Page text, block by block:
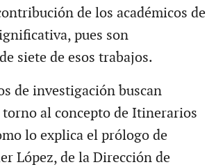
de los académicos de
pues son
siete de esos trabajos.
de investigación buscan
al concepto de Itinerarios
lo explica el prólogo de
López, de la Dirección de